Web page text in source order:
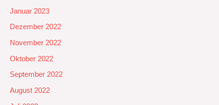
Januar 2023
Dezember 2022
November 2022
Oktober 2022
September 2022
August 2022